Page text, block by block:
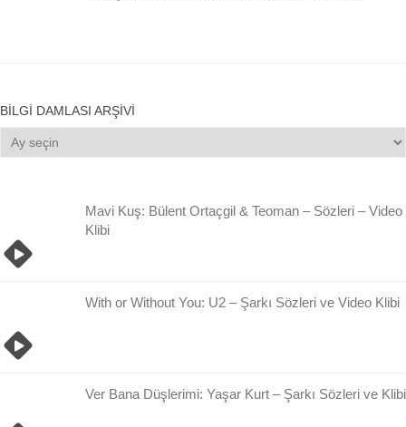
BILGI DAMLASI ARŞIVI
Bilgi
Damlası
Mavi Kuş: Bülent Ortaçgil & Teoman – Sözleri – Video
Klibi
With or Without You: U2 – Şarkı Sözleri ve Video Klibi
Ver Bana Düşlerimi: Yaşar Kurt – Şarkı Sözleri ve Klibi